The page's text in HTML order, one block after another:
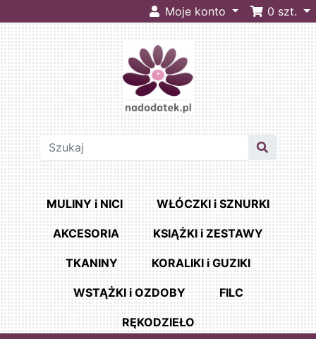
Moje konto 0 szt.
MULINY i NICI WŁÓCZKI i SZNURKI
AKCESORIA KSIĄŻKI i ZESTAWY
TKANINY KORALIKI i GUZIKI
WSTĄŻKI i OZDOBY FILC
RĘKODZIEŁO